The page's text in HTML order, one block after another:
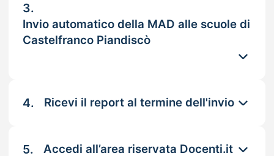
3.
Invio automatico della MAD alle scuole di
Castelfranco Piandiscò
4. Ricevi il report al termine dell'invio
5. Accedi all’area riservata Docenti.it